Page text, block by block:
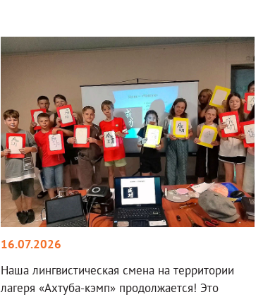
16.07.2026
Наша лингвистическая смена на территории
лагеря «Ахтуба-кэмп» продолжается! Это